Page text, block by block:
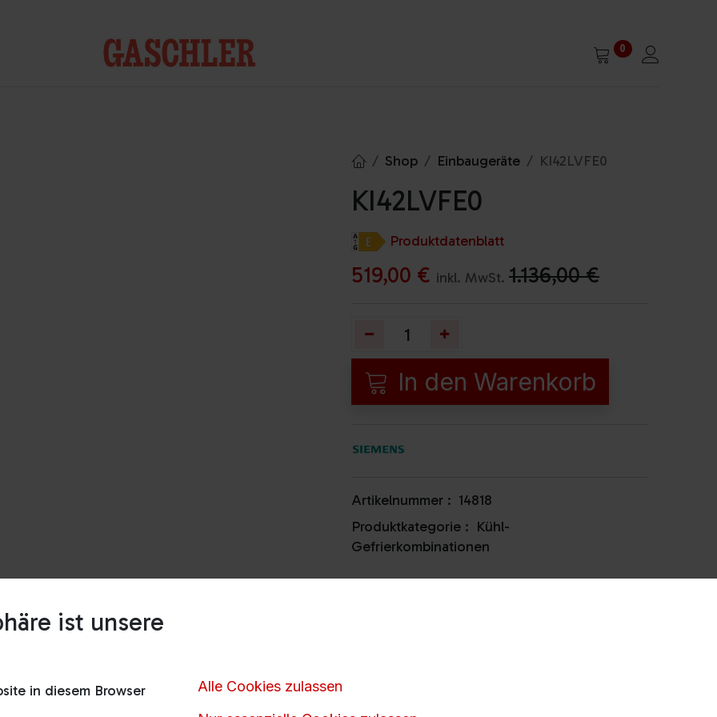
0
Shop Einbaugeräte KI42LVFE0
KI42LVFE0
Produktdatenblatt
519,00 € inkl. MwSt. 1.136,00€
In den Warenkorb
Artikelnummer : 14818
Produktkategorie : Kühl-
Gefrierkombinationen
ist unsere
in diesem Browser
Alle Cookies zulassen